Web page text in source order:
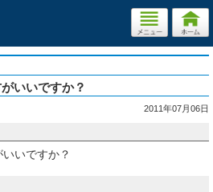
いいですか？
2011年07月06日
いですか？